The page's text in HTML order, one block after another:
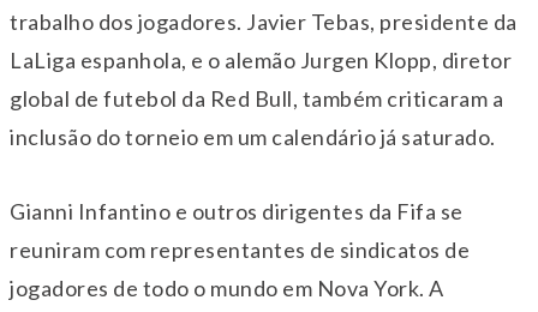
trabalho dos jogadores. Javier Tebas, presidente da
LaLiga espanhola, e o alemão Jurgen Klopp, diretor
global de futebol da Red Bull, também criticaram a
inclusão do torneio em um calendário já saturado.
Gianni Infantino e outros dirigentes da Fifa se
reuniram com representantes de sindicatos de
jogadores de todo o mundo em Nova York. A